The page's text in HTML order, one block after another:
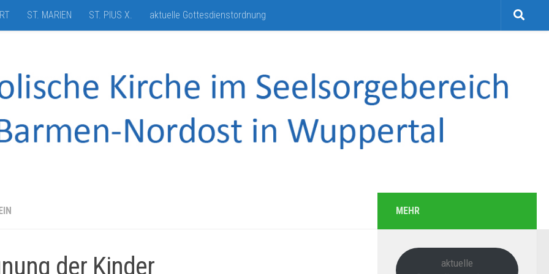
ST. MARIEN ST. PIUS X. aktuelle Gottesdienstordnung
der Kinder
MEHR
aktuelle